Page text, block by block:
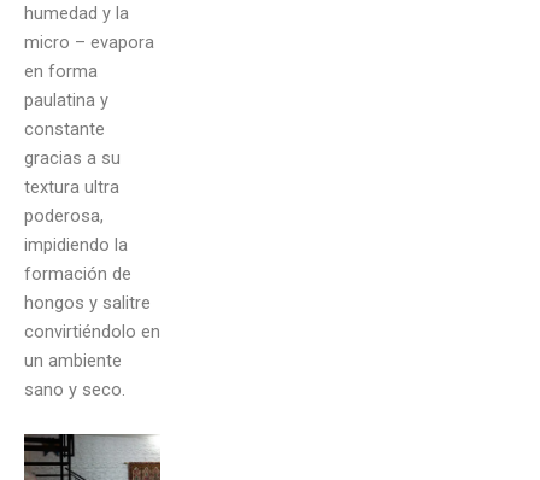
humedad y la
micro – evapora
en forma
paulatina y
constante
gracias a su
textura ultra
poderosa,
impidiendo la
formación de
hongos y salitre
convirtiéndolo en
un ambiente
sano y seco.